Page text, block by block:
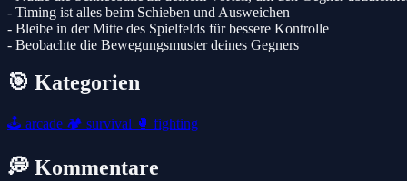
- Timing ist alles beim Schieben und Ausweichen
- Bleibe in der Mitte des Spielfelds für bessere Kontrolle
- Beobachte die Bewegungsmuster deines Gegners
🎯 Kategorien
🕹️ arcade 🏕️ survival 🥊 fighting
💭 Kommentare